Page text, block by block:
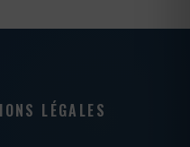
LÉGALES